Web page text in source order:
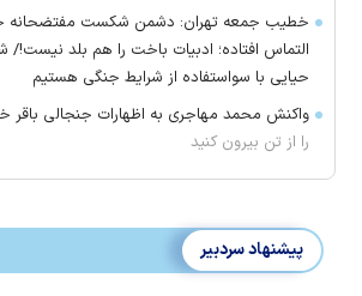
خطیب جمعه تهران: دشمن شکست مفتضحانه
التماس افتاده؛ ادبیات باخت را هم بلد نیست!/
حیایی با سواستفاده از شرایط جنگی هستیم
واکنش محمد مهاجری به اظهارات جنجالی باقر
را از تن بیرون کنید
پیشنهاد سردبیر